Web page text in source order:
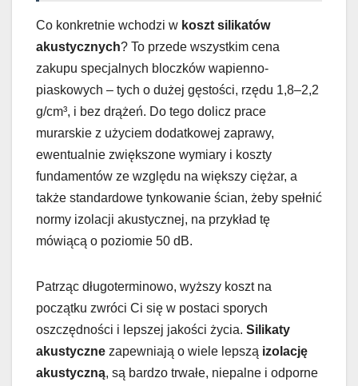
Co konkretnie wchodzi w koszt silikatów
akustycznych? To przede wszystkim cena
zakupu specjalnych bloczków wapienno-
piaskowych – tych o dużej gęstości, rzędu 1,8–2,2
g/cm³, i bez drążeń. Do tego dolicz prace
murarskie z użyciem dodatkowej zaprawy,
ewentualnie zwiększone wymiary i koszty
fundamentów ze względu na większy ciężar, a
także standardowe tynkowanie ścian, żeby spełnić
normy izolacji akustycznej, na przykład tę
mówiącą o poziomie 50 dB.
Patrząc długoterminowo, wyższy koszt na
początku zwróci Ci się w postaci sporych
oszczędności i lepszej jakości życia. Silikaty
akustyczne zapewniają o wiele lepszą izolację
akustyczną, są bardzo trwałe, niepalne i odporne